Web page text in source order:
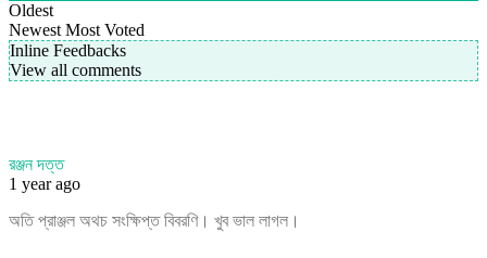
Oldest
Newest Most Voted
Inline Feedbacks
View all comments
রঞ্জন দত্ত
1 year ago
অতি প্রাঞ্জল অথচ সংক্ষিপ্ত বিবরণি। খুব ভাল লাগল।